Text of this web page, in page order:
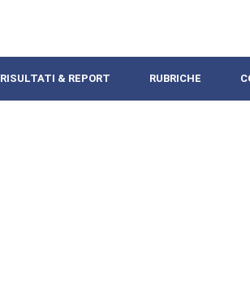
RISULTATI & REPORT RUBRICHE